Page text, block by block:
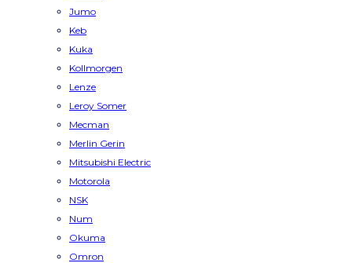
Jumo
Keb
Kuka
Kollmorgen
Lenze
Leroy Somer
Mecman
Merlin Gerin
Mitsubishi Electric
Motorola
NSK
Num
Okuma
Omron